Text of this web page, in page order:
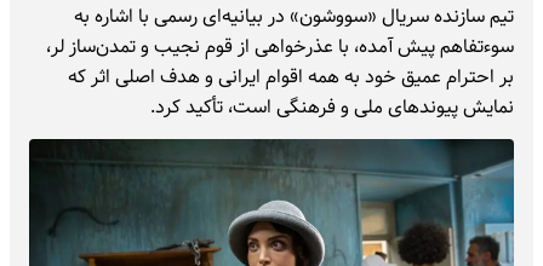
تیم سازنده سریال «سووشون» در بیانیه‌ای رسمی با اشاره به
سوءتفاهم پیش آمده، با عذرخواهی از قوم نجیب و تمدن‌ساز لر،
بر احترام عمیق خود به همه اقوام ایرانی و هدف اصلی اثر که
نمایش پیوندهای ملی و فرهنگی است، تأکید کرد.